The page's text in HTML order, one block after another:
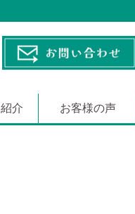
介 お客様の声